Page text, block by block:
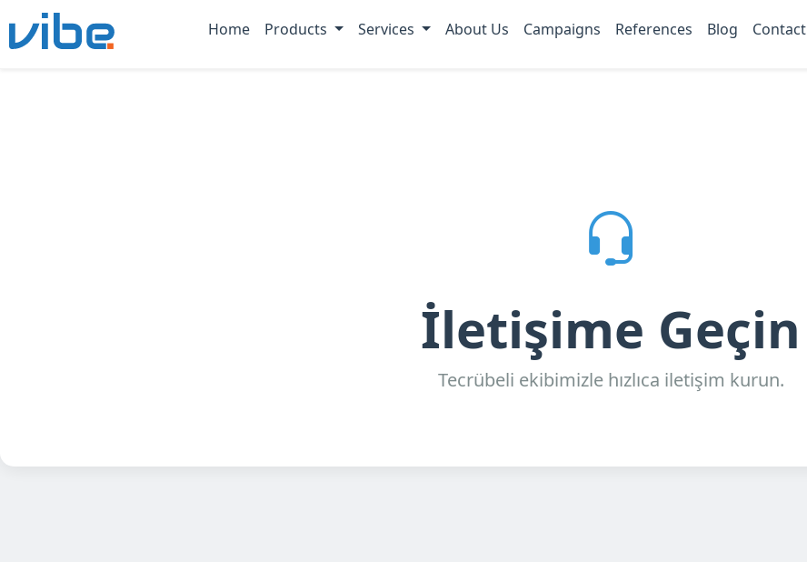
Home Products Services About Us Campaigns References Blog Contact
İletişime Geçin
Tecrübeli ekibimizle hızlıca iletişim kurun.